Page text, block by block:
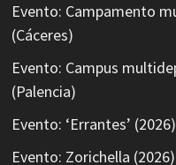
Evento: Campamento
(Cáceres)
Evento: Campus
(Palencia)
Evento: ‘Errantes’
Evento: Zorichella